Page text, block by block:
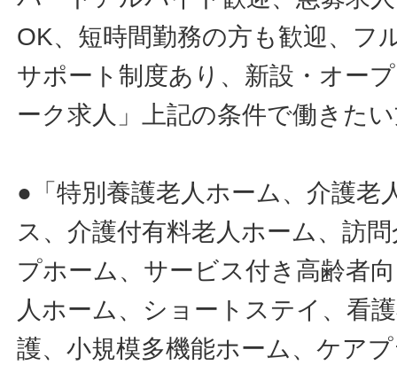
OK、短時間勤務の方も歓迎、フ
サポート制度あり、新設・オー
ーク求人」上記の条件で働きた
●「特別養護老人ホーム、介護老
ス、介護付有料老人ホーム、訪
プホーム、サービス付き高齢者
人ホーム、ショートステイ、看
護、小規模多機能ホーム、ケア